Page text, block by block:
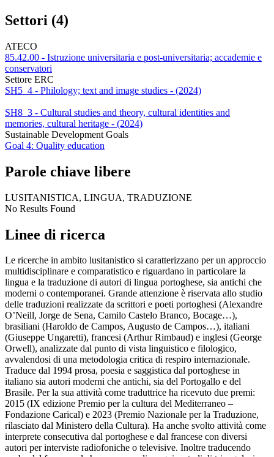
Settori (4)
ATECO
85.42.00 - Istruzione universitaria e post-universitaria; accademie e
conservatori
Settore ERC
SH5_4 - Philology; text and image studies - (2024)
SH8_3 - Cultural studies and theory, cultural identities and
memories, cultural heritage - (2024)
Sustainable Development Goals
Goal 4: Quality education
Parole chiave libere
LUSITANISTICA, LINGUA, TRADUZIONE
No Results Found
Linee di ricerca
Le ricerche in ambito lusitanistico si caratterizzano per un approccio
multidisciplinare e comparatistico e riguardano in particolare la
lingua e la traduzione di autori di lingua portoghese, sia antichi che
moderni o contemporanei. Grande attenzione è riservata allo studio
delle traduzioni realizzate da scrittori e poeti portoghesi (Alexandre
O’Neill, Jorge de Sena, Camilo Castelo Branco, Bocage…),
brasiliani (Haroldo de Campos, Augusto de Campos…), italiani
(Giuseppe Ungaretti), francesi (Arthur Rimbaud) e inglesi (George
Orwell), analizzate dal punto di vista linguistico e filologico,
avvalendosi di una metodologia critica di respiro internazionale.
Traduce dal 1994 prosa, poesia e saggistica dal portoghese in
italiano sia autori moderni che antichi, sia del Portogallo e del
Brasile. Per la sua attività come traduttrice ha ricevuto due premi:
2015 (IX edizione Premio per la cultura del Mediterraneo –
Fondazione Carical) e 2023 (Premio Nazionale per la Traduzione,
rilasciato dal Ministero della Cultura). Ha anche svolto attività come
interprete consecutiva dal portoghese e dal francese con diversi
autori per interviste radiofoniche o televisive. Inoltre traducendo